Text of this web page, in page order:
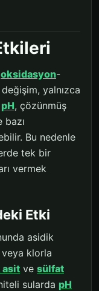
oksidasyon-
yalnızca
pH, çözünmüş
bazı
Bu nedenle
tek bir
vermek
Etki
asidik
veya klorla
asit ve sülfat
sularda pH